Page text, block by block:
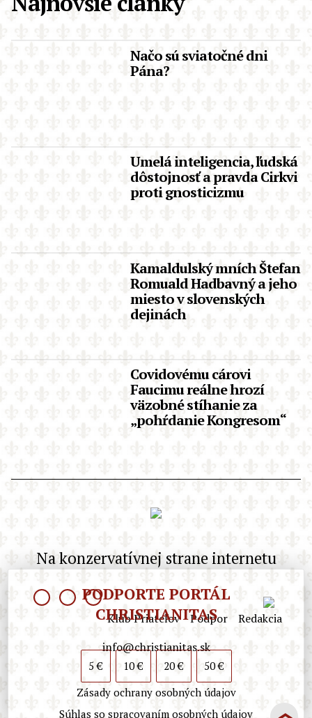
PODPORTE PORTÁL
CHRISTIANITAS
5 € 10 € 20 € 50 €
Načo sú sviatočné dni
Pána?
Umelá inteligencia, ľudská
dôstojnosť a pravda Cirkvi
proti gnosticizmu
Kamaldulský mních Štefan
Romuald Hadbavný a jeho
miesto v slovenských
dejinách
Covidovému cárovi
Faucimu reálne hrozí
väzobné stíhanie za
„pohŕdanie Kongresom“
Na konzervatívnej strane internetu
Klub Priateľov Podpor
Redakcia
info@christianitas.sk
Zásady ochrany osobných údajov
Súhlas so spracovaním osobných údajov